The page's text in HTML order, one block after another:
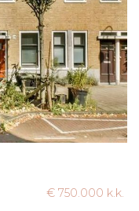
€ 750.000 k.k.